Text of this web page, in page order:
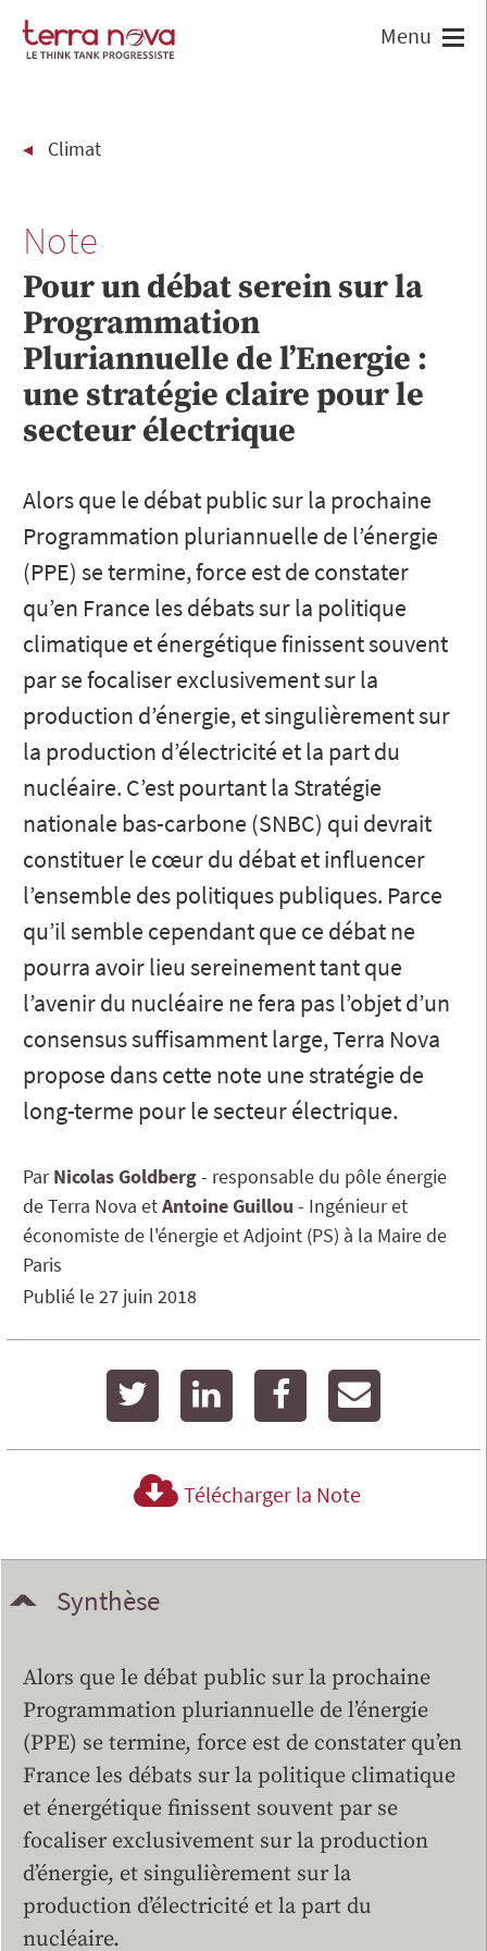
Climat
Note
Pour un débat serein sur la
Programmation
Pluriannuelle de l’Energie :
une stratégie claire pour le
secteur électrique
Alors que le débat public sur la prochaine
Programmation pluriannuelle de l’énergie
(PPE) se termine, force est de constater
qu’en France les débats sur la politique
climatique et énergétique finissent souvent
par se focaliser exclusivement sur la
production d’énergie, et singulièrement sur
la production d’électricité et la part du
nucléaire. C’est pourtant la Stratégie
nationale bas-carbone (SNBC) qui devrait
constituer le cœur du débat et influencer
l’ensemble des politiques publiques. Parce
qu’il semble cependant que ce débat ne
pourra avoir lieu sereinement tant que
l’avenir du nucléaire ne fera pas l’objet d’un
consensus suffisamment large, Terra Nova
propose dans cette note une stratégie de
long-terme pour le secteur électrique.
Par NicolasGoldberg
responsable du pôle énergie
de Terra Nova
AntoineGuillou
Ingénieur et
économiste de l'énergie et Adjoint (PS) à la Maire de
Paris
Publié le27 juin 2018
twitter linkedin facebook
Télécharger la Note
Synthèse
Alors que le débat public sur la prochaine
Programmation pluriannuelle de l’énergie
(PPE) se termine, force est de constater qu’en
France les débats sur la politique climatique
et énergétique finissent souvent par se
focaliser exclusivement sur la production
d’énergie, et singulièrement sur la
production d’électricité et la part du
nucléaire.